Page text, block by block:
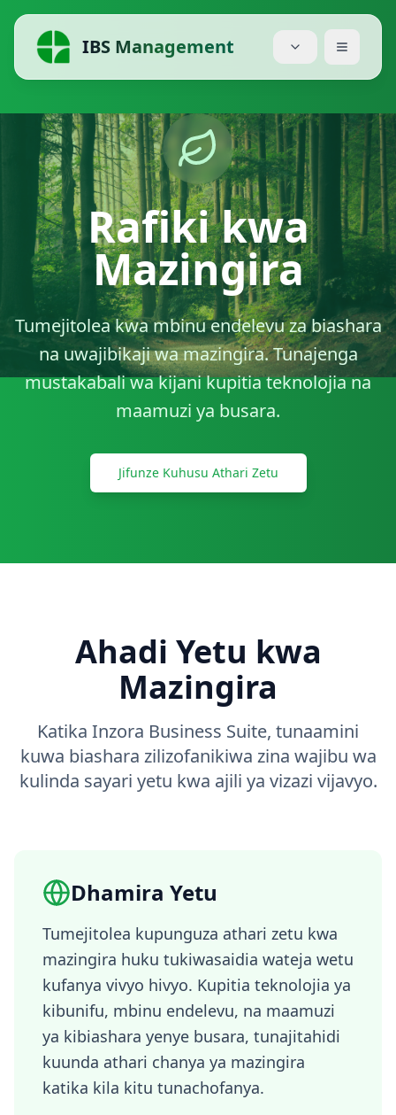
IBS Management
Nyumbani
Huduma
Bei
Kuhusu Sisi
Blogu
Moduli
Pakua
Mawasiliano
Anza Sasa
Rafiki kwa
Mazingira
Tumejitolea kwa mbinu endelevu za biashara
na uwajibikaji wa mazingira. Tunajenga
mustakabali wa kijani kupitia teknolojia na
maamuzi ya busara.
Jifunze Kuhusu Athari Zetu
Ahadi Yetu kwa
Mazingira
Katika Inzora Business Suite, tunaamini
kuwa biashara zilizofanikiwa zina wajibu wa
kulinda sayari yetu kwa ajili ya vizazi vijavyo.
Dhamira Yetu
Tumejitolea kupunguza athari zetu kwa
mazingira huku tukiwasaidia wateja wetu
kufanya vivyo hivyo. Kupitia teknolojia ya
kibunifu, mbinu endelevu, na maamuzi
ya kibiashara yenye busara, tunajitahidi
kuunda athari chanya ya mazingira
katika kila kitu tunachofanya.